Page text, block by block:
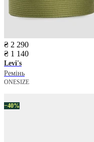
₴ 2 290
₴ 1 140
Levi's
Ремінь
ONESIZE
−40%